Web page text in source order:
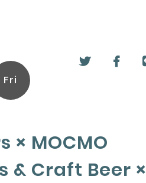
Fri
× MOCMO
& Craft Beer ×